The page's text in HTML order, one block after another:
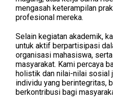
mengasah keterampilan
profesional mereka.
Selain kegiatan akademik,
untuk aktif berpartisipasi
organisasi mahasiswa,
masyarakat. Kami percaya
holistik dan nilai-nilai sosial
individu yang berintegritas,
berkontribusi bagi